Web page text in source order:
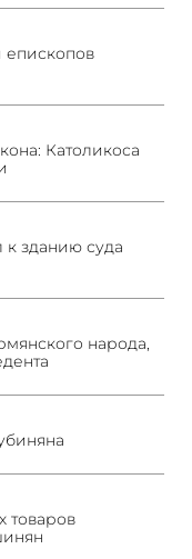
епископов
Католикоса
зданию суда
народа,
товаров